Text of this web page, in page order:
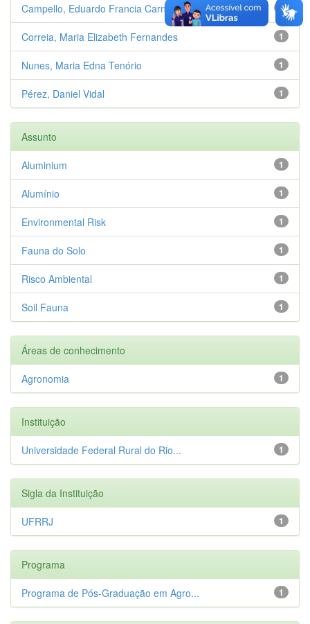
1
Campello, Eduardo Francia Carneiro
1
Correia, Maria Elizabeth Fernandes
1
Nunes, Maria Edna Tenório
1
Pérez, Daniel Vidal
Assunto
1
Aluminium
1
Alumínio
1
Environmental Risk
1
Fauna do Solo
1
Risco Ambiental
1
Soil Fauna
Áreas de conhecimento
1
Agronomia
Instituição
1
Universidade Federal Rural do Rio...
Sigla da Instituição
1
UFRRJ
Programa
1
Programa de Pós-Graduação em Agro...